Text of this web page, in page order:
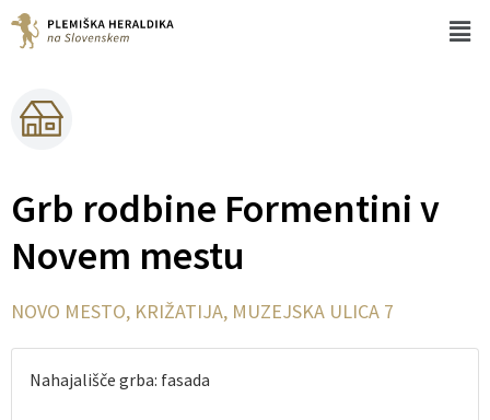
Grb rodbine Formentini v
Novem mestu
NOVO MESTO, KRIŽATIJA, MUZEJSKA ULICA 7
Nahajališče grba: fasada